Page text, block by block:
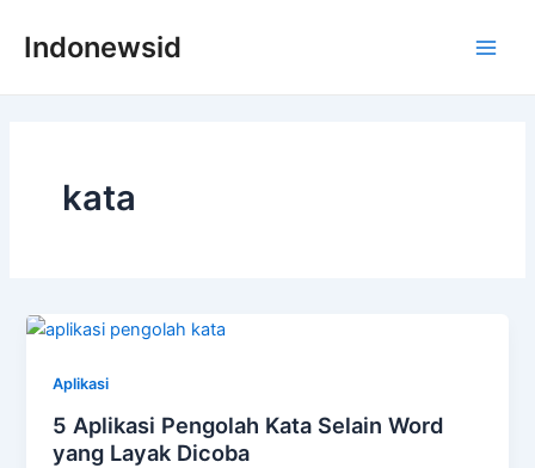
Indonewsid
kata
Aplikasi
5 Aplikasi Pengolah Kata Selain Word
yang Layak Dicoba